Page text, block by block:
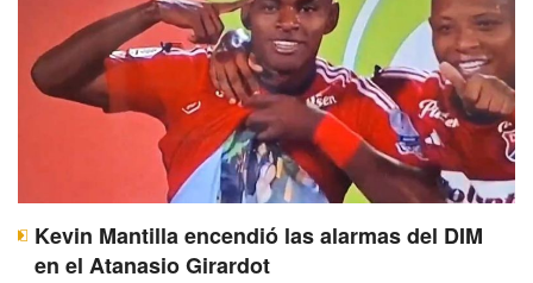
Kevin Mantilla encendió las alarmas del DIM
en el Atanasio Girardot